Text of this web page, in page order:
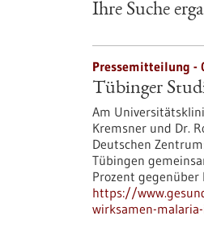
Ihre Suche
Pressemitteilung -
Tübinger
Am
Kremsner und Dr.
Deutschen
Tübingen
Prozent
https://
wirksamen-